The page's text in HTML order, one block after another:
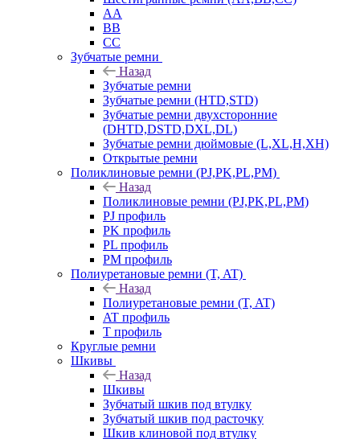
AA
BB
CC
Зубчатые ремни
Назад
Зубчатые ремни
Зубчатые ремни (HTD,STD)
Зубчатые ремни двухсторонние
(DHTD,DSTD,DXL,DL)
Зубчатые ремни дюймовые (L,XL,H,XH)
Открытые ремни
Поликлиновые ремни (PJ,PK,PL,PM)
Назад
Поликлиновые ремни (PJ,PK,PL,PM)
PJ профиль
PK профиль
PL профиль
PM профиль
Полиуретановые ремни (T, AT)
Назад
Полиуретановые ремни (T, AT)
AT профиль
T профиль
Круглые ремни
Шкивы
Назад
Шкивы
Зубчатый шкив под втулку
Зубчатый шкив под расточку
Шкив клиновой под втулку